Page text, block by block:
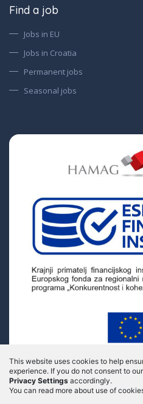
This website uses cookies to help
experience. If you do not consent to
Privacy Settings accordingly.
You can read more about use of
Find a job
Jobs in EU
Jobs in Croatia
Permanent jobs
Seasonal jobs